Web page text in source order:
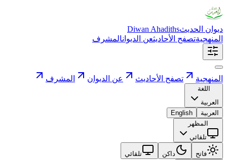
ديوان الحديثDiwan Ahadiths
المنهجيةتصفح الأحاديثعن الديوانالمشرف
المنهجية تصفح الأحاديث عن الديوان المشرف
اللغة
العربية
العربية
English
المظهر
تلقائي
فاتح داكن
تلقائي